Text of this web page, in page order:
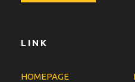
LINK
HOMEPAGE